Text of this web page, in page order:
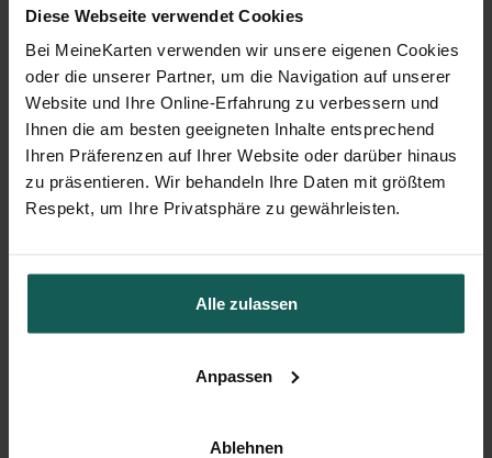
Diese Webseite verwendet Cookies
Bei MeineKarten verwenden wir unsere eigenen Cookies
oder die unserer Partner, um die Navigation auf unserer
Website und Ihre Online-Erfahrung zu verbessern und
Ihnen die am besten geeigneten Inhalte entsprechend
Ihren Präferenzen auf Ihrer Website oder darüber hinaus
zu präsentieren. Wir behandeln Ihre Daten mit größtem
Respekt, um Ihre Privatsphäre zu gewährleisten.
Alle zulassen
Anpassen
Ablehnen
Menükarte Hochzeit